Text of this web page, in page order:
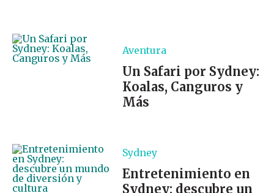
Aventura
Un Safari por Sydney:
Koalas, Canguros y
Más
Sydney
Entretenimiento en
Sydney: descubre un